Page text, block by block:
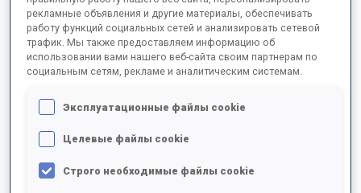
рекламные объявления и другие материалы, обеспечивать
работу функций социальных сетей и анализировать сетевой
трафик. Мы также предоставляем информацию об
использовании вами нашего веб-сайта своим партнерам по
социальным сетям, рекламе и аналитическим системам.
Эксплуатационные файлы cookie
Целевые файлы cookie
Строго необходимые файлы cookie